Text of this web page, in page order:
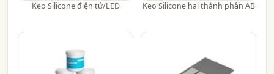
Keo Silicone điện tử/LED Keo Silicone hai thành phần AB